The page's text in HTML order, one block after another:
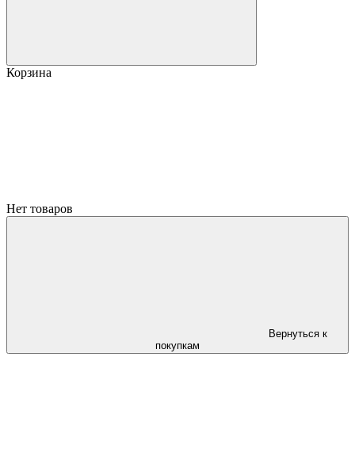
Корзина
Нет товаров
Вернуться к
покупкам